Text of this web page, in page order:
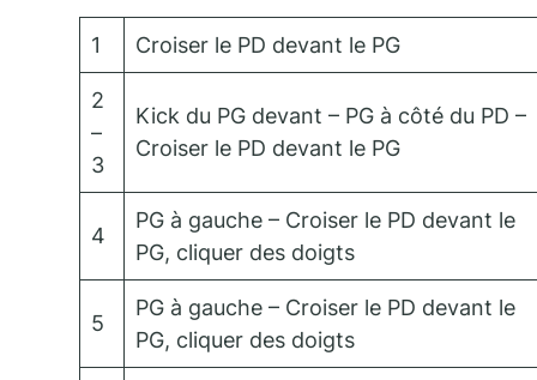
1 Croiser le PD devant le PG
2
–
3
Kick du PG devant – PG à côté du PD –
Croiser le PD devant le PG
4
PG à gauche – Croiser le PD devant le
PG, cliquer des doigts
5
PG à gauche – Croiser le PD devant le
PG, cliquer des doigts